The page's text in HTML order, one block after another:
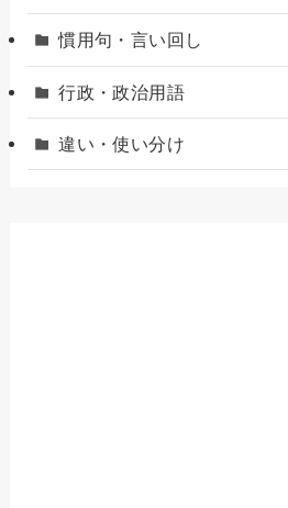
慣用句・言い回し
行政・政治用語
違い・使い分け